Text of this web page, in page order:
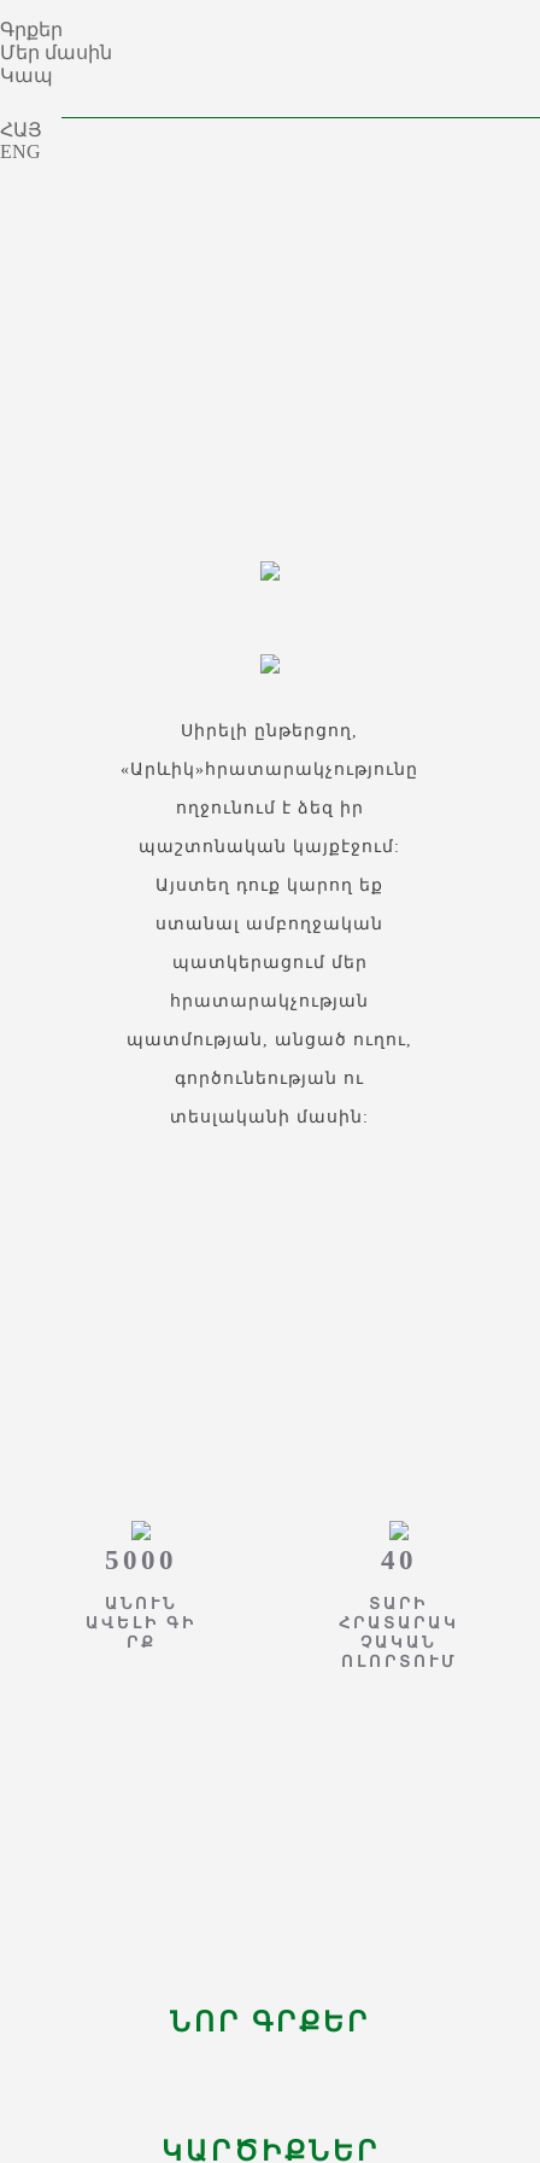
Գրքեր
Մեր մասին
Կապ
ՀԱՅ
ENG
Սիրելի ընթերցող,
«Արևիկ»հրատարակչությունը
ողջունում է ձեզ իր
պաշտոնական կայքէջում:
Այստեղ դուք կարող եք
ստանալ ամբողջական
պատկերացում մեր
հրատարակչության
պատմության, անցած ուղու,
գործունեության ու
տեսլականի մասին:
5000
ԱՆՈՒՆ
ԱՎԵԼԻ ԳԻ
ՐՔ
40
ՏԱՐԻ
ՀՐԱՏԱՐԱԿ
ՉԱԿԱՆ
ՈԼՈՐՏՈՒՄ
ՆՈՐ ԳՐՔԵՐ
ԿԱՐԾԻՔՆԵՐ